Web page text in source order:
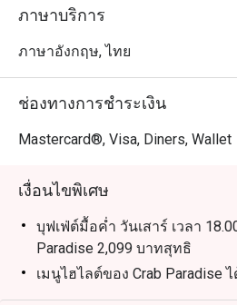
ภาษาบริการ
ภาษาอังกฤษ, ไทย
ช่องทางการชำระเงิน
Mastercard®, Visa, Diners, Wallet
เงื่อนไขพิเศษ
บุฟเฟ่ต์มื้อค่ำ วันเสาร์ เวลา
Paradise 2,099 บาทสุทธิ
เมนูไฮไลต์ของ Crab Paradise
แกะ เนื้อสันนอก กุ้งแม่น้ำ หอย